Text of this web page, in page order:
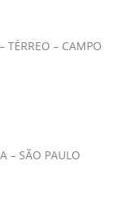
TÉRREO – CAMPO
– SÃO PAULO